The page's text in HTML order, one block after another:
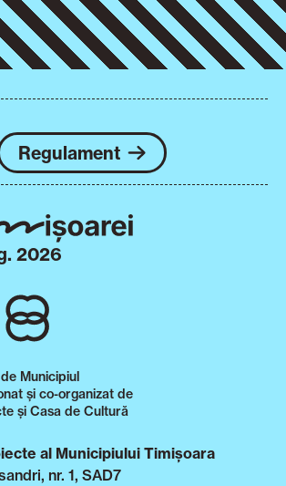
Regulament
2026
Municipiul
și co-organizat de
și Casa de Cultură
al Municipiului Timișoara
nr. 1, SAD7